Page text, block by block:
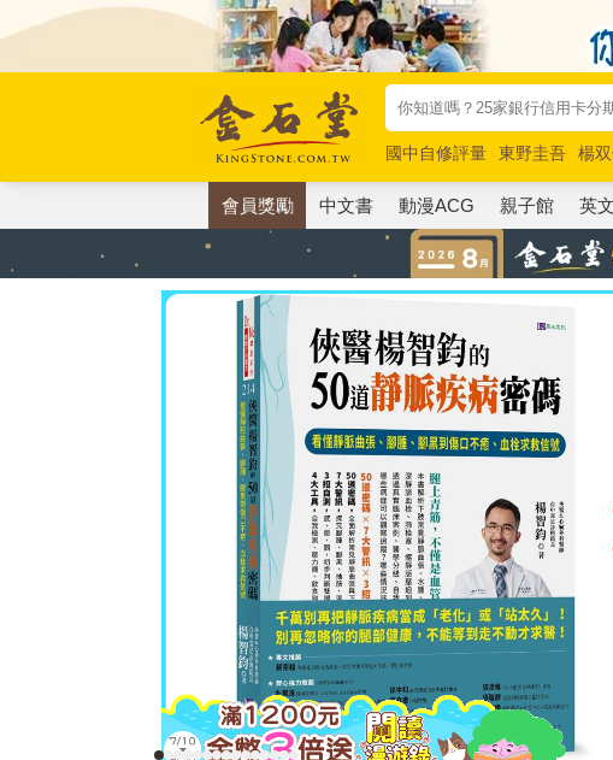
國中自修評量 東野圭吾 楊
唯紅花綻放
奧德賽 路邊攤
會員獎勵 中文書 動漫ACG 親子館 英